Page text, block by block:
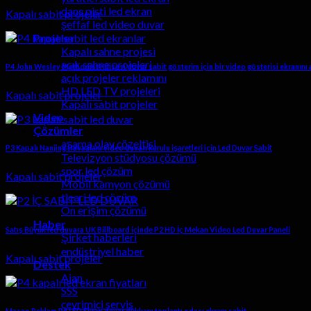
dans pisti led ekran
şeffaf led video duvar
Projeler
Kapalı sahne projesi
açık sahne projeleri
açık projeler reklamını
HD LED TV projeleri
Kapalı sabit projeler
Video
Çözümler
aşama olay çözeltisi
Televizyon stüdyosu çözümü
spor led çözüm
Mobil kamyon çözümü
ticari led çözüm
Ön erişim çözümü
Haber
Şirket haberleri
endüstriyel haber
Destek
Ajan
SSS
çevrimiçi servis
Kapalı sabit projeler
P4 John Wesley Methodist Kilisesi duvar sabit gösterim için bir video gösterisi ekranını
Kapalı sabit projeler
P3 Kapalı Nanjing Havaalanı video duvarı kurulu işaretleri için Led Duvar Sabit
Kapalı sabit projeler
Satış Büyük led duvara UK Billboard içinde P2 HD İç Mekan Video Led Duvar Paneli
Kapalı sabit projeler